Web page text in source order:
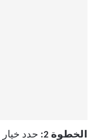
الخطوة 2: حدد خيار